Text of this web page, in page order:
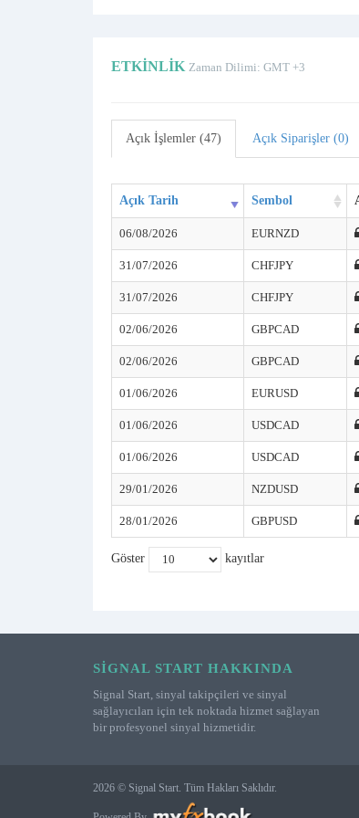
ETKINLIK Zaman Dilimi: GMT +3
Açık İşlemler (47) Açık Siparişler (0)
Açık Tarih Sembol
06/08/2026 EURNZD
31/07/2026 CHFJPY
31/07/2026 CHFJPY
02/06/2026 GBPCAD
02/06/2026 GBPCAD
01/06/2026 EURUSD
01/06/2026 USDCAD
01/06/2026 USDCAD
29/01/2026 NZDUSD
28/01/2026 GBPUSD
Göster kayıtlar
SIGNAL START HAKKINDA
Signal Start, sinyal takipçileri ve sinyal
sağlayıcıları için tek noktada hizmet sağlayan
bir profesyonel sinyal hizmetidir.
2026 © Signal Start. Tüm Hakları Saklıdır.